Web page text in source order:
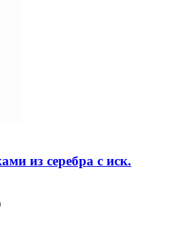
из серебра с иск.